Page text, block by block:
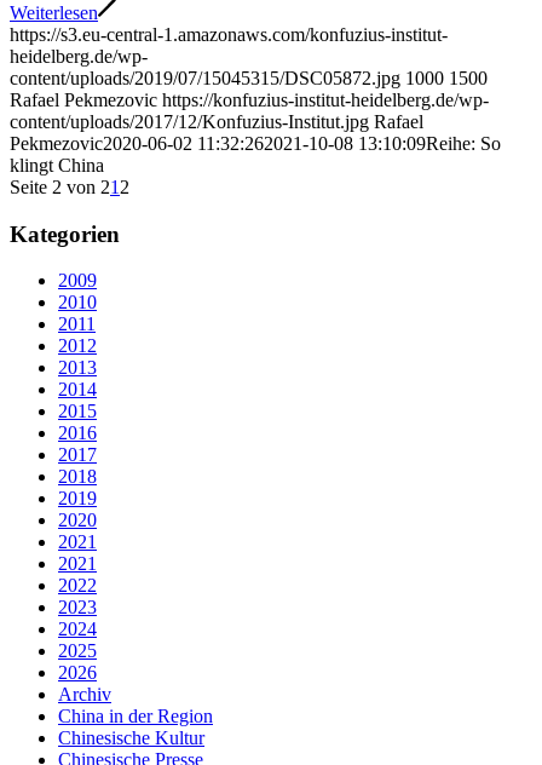
Weiterlesen
https://s3.eu-central-1.amazonaws.com/konfuzius-institut-
heidelberg.de/wp-
content/uploads/2019/07/15045315/DSC05872.jpg 1000 1500
Rafael Pekmezovic https://konfuzius-institut-heidelberg.de/wp-
content/uploads/2017/12/Konfuzius-Institut.jpg Rafael
Pekmezovic2020-06-02 11:32:262021-10-08 13:10:09Reihe: So
klingt China
Seite 2 von 21 2
Kategorien
2009
2010
2011
2012
2013
2014
2015
2016
2017
2018
2019
2020
2021
2021
2022
2023
2024
2025
2026
Archiv
China in der Region
Chinesische Kultur
Chinesische Presse